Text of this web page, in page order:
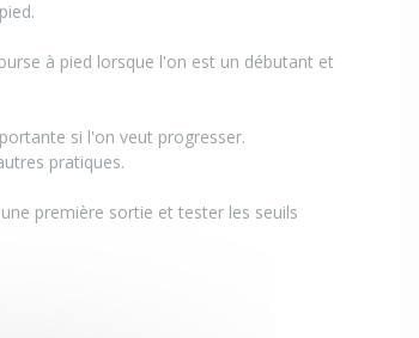
à pied lorsque l'on est un débutant et
si l'on veut progresser.
pratiques.
première sortie et tester les seuils